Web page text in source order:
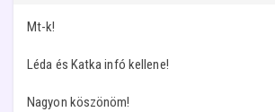
Mt-k!
Léda és Katka infó kellene!
Nagyon köszönöm!